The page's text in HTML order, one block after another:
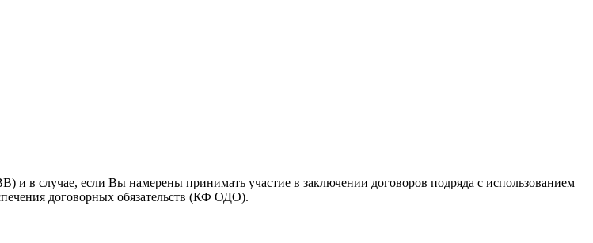
в случае, если Вы намерены принимать участие в заключении договоров подряда с использованием
договорных обязательств (КФ ОДО).